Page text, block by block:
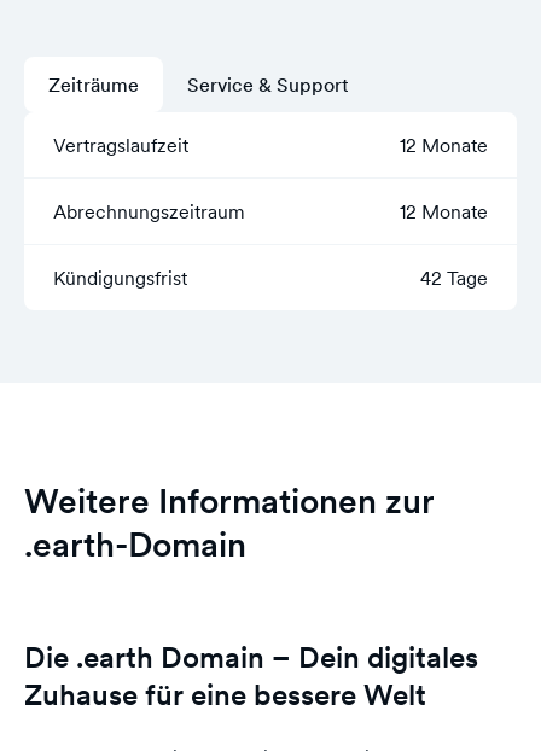
Zeiträume
Vertragslaufzeit 12 Monate
Abrechnungszeitraum 12 Monate
Kündigungsfrist 42 Tage
Service & Support
Weitere Informationen zur
.earth-Domain
Die .earth Domain – Dein digitales
Zuhause für eine bessere Welt